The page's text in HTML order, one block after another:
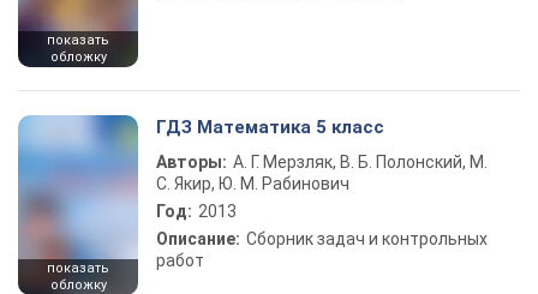
показать
обложку
показать
обложку
ГДЗ Математика 5 класс
Авторы: А. Г. Мерзляк, В. Б. Полонский, М.
С. Якир, Ю. М. Рабинович
Год: 2013
Описание: Сборник задач и контрольных
работ